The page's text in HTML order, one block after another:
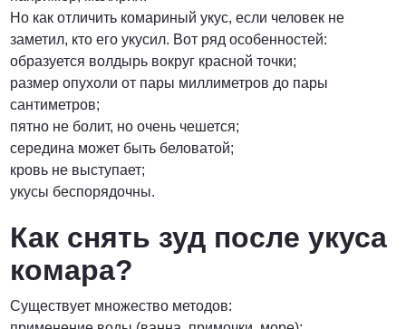
Но как отличить комариный укус, если человек не
заметил, кто его укусил. Вот ряд особенностей:
образуется волдырь вокруг красной точки;
размер опухоли от пары миллиметров до пары
сантиметров;
пятно не болит, но очень чешется;
середина может быть беловатой;
кровь не выступает;
укусы беспорядочны.
Как снять зуд после укуса
комара?
Существует множество методов: